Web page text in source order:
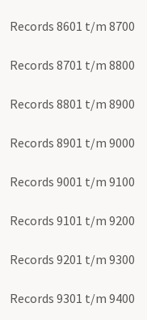
Records 8601 t/m 8700
Records 8701 t/m 8800
Records 8801 t/m 8900
Records 8901 t/m 9000
Records 9001 t/m 9100
Records 9101 t/m 9200
Records 9201 t/m 9300
Records 9301 t/m 9400